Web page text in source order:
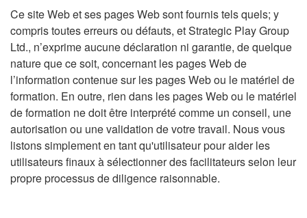
Ce site Web et ses pages Web sont fournis tels quels; y
compris toutes erreurs ou défauts, et Strategic Play Group
Ltd., n’exprime aucune déclaration ni garantie, de quelque
nature que ce soit, concernant les pages Web de
l’information contenue sur les pages Web ou le matériel de
formation. En outre, rien dans les pages Web ou le matériel
de formation ne doit être interprété comme un conseil, une
autorisation ou une validation de votre travail. Nous vous
listons simplement en tant qu'utilisateur pour aider les
utilisateurs finaux à sélectionner des facilitateurs selon leur
propre processus de diligence raisonnable.